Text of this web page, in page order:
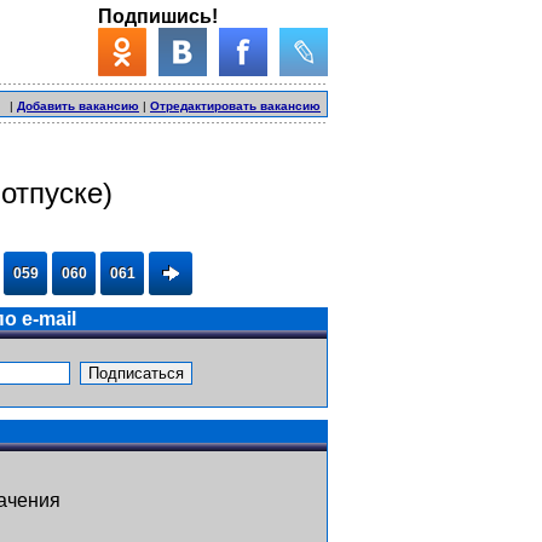
Подпишись!
| Добавить вакансию | Отредактировать вакансию
059 060 061
e-mail